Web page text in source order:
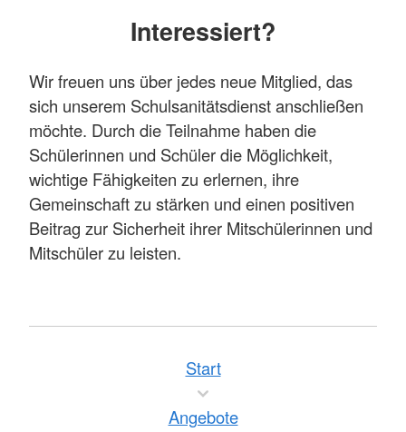
Interessiert?
Wir freuen uns über jedes neue Mitglied, das
sich unserem Schulsanitätsdienst anschließen
möchte. Durch die Teilnahme haben die
Schülerinnen und Schüler die Möglichkeit,
wichtige Fähigkeiten zu erlernen, ihre
Gemeinschaft zu stärken und einen positiven
Beitrag zur Sicherheit ihrer Mitschülerinnen und
Mitschüler zu leisten.
Start
Angebote